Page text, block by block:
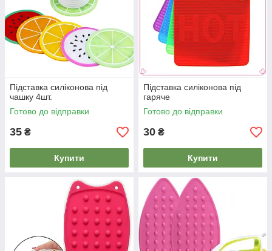
Підставка силіконова під
чашку 4шт.
Готово до відправки
35 ₴
Купити
Підставка силіконова під
гаряче
Готово до відправки
30 ₴
Купити